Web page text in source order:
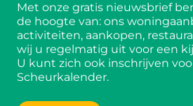
Met onze gratis nieuwsbrief
de hoogte van: ons
activiteiten, aankopen,
wij u regelmatig uit voor een
U kunt zich ook inschrijven
Scheurkalender.